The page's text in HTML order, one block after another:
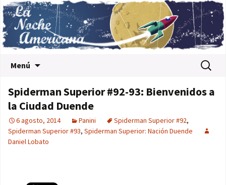
Menú Buscar:
Spiderman Superior #92-93: Bienvenidos a
la Ciudad Duende
6 agosto, 2014 Panini Spiderman Superior #92,
Spiderman Superior #93, Spiderman Superior: Nación Duende
Daniel Lobato